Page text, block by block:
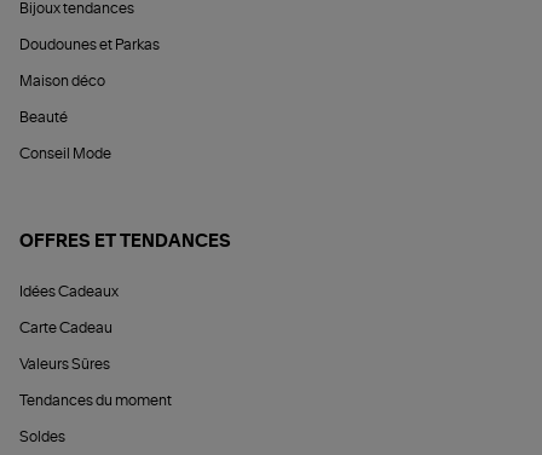
Bijoux tendances
Doudounes et Parkas
Maison déco
Beauté
Conseil Mode
OFFRES ET TENDANCES
Idées Cadeaux
Carte Cadeau
Valeurs Sûres
Tendances du moment
Soldes